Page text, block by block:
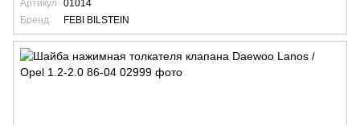
Артикул
01014
Бренд
FEBI BILSTEIN